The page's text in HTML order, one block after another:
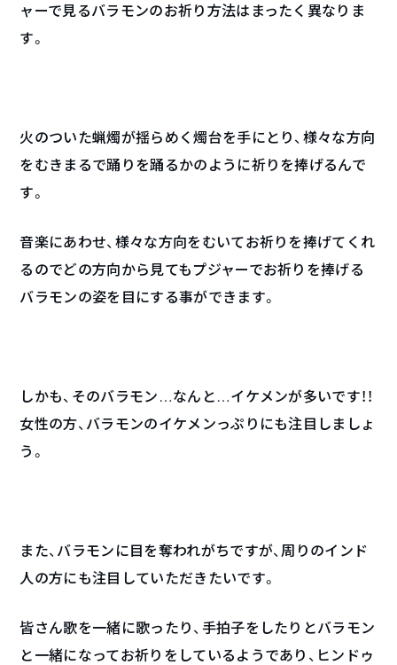
ャーで見るバラモンのお祈り方法はまったく異なりま
す。
火のついた蝋燭が揺らめく燭台を手にとり、様々な方向
をむきまるで踊りを踊るかのように祈りを捧げるんで
す。
音楽にあわせ、様々な方向をむいてお祈りを捧げてくれ
るのでどの方向から見てもプジャーでお祈りを捧げる
バラモンの姿を目にする事ができます。
しかも、そのバラモン…なんと…イケメンが多いです！！
女性の方、バラモンのイケメンっぷりにも注目しましょ
う。
また、バラモンに目を奪われがちですが、周りのインド
人の方にも注目していただきたいです。
皆さん歌を一緒に歌ったり、手拍子をしたりとバラモン
と一緒になってお祈りをしているようであり、ヒンドゥ